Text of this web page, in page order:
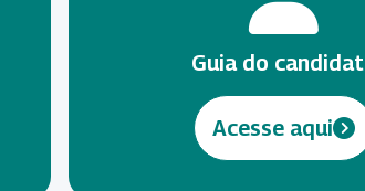
Guia do
Acesse aqui